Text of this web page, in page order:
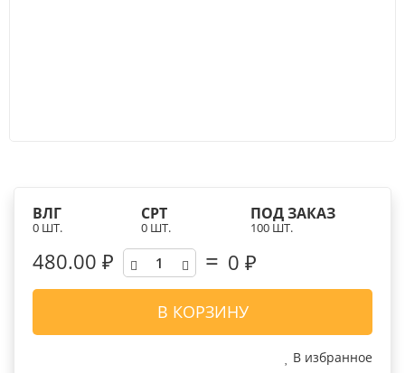
ВЛГ
0 ШТ.
СРТ
0 ШТ.
ПОД ЗАКАЗ
100 ШТ.
480.00 ₽ 0 ₽
В КОРЗИНУ
В избранное